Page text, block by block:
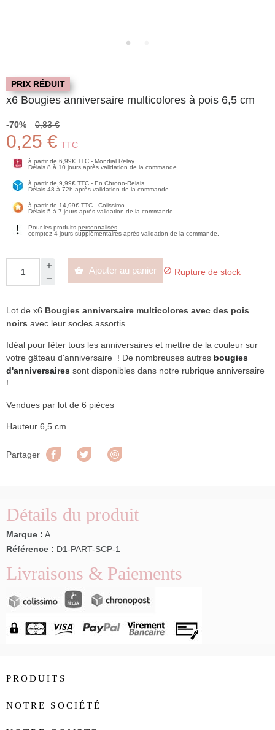
PRIX RÉDUIT
x6 Bougies anniversaire multicolores à pois 6,5 cm
-70% 0,83 €
0,25 € TTC
à partir de 6,99€ TTC - Mondial Relay
Délais 8 à 10 jours après validation de la commande.
à partir de 9,99€ TTC - En Chrono-Relais.
Délais 48 à 72h après validation de la commande.
à partir de 14,99€ TTC - Colissimo
Délais 5 à 7 jours après validation de la commande.
Pour les produits personnalisés
comptez 4 jours supplémentaires après validation de la commande.
 Ajouter au panier  Rupture de stock
Lot de x6 Bougies anniversaire multicolores avec des pois
noirs avec leur socles assortis.
Idéal pour fêter tous les anniversaires et mettre de la couleur sur
votre gâteau d'anniversaire ! De nombreuses autres bougies
d'anniversaires sont disponibles dans notre rubrique anniversaire
!
Vendues par lot de 6 pièces
Hauteur 6,5 cm
Partager Partager Tweet
Détails du produit
Marque : A
Référence : D1-PART-SCP-1
Livraisons & Paiements
PRODUITS
NOTRE SOCIÉTÉ